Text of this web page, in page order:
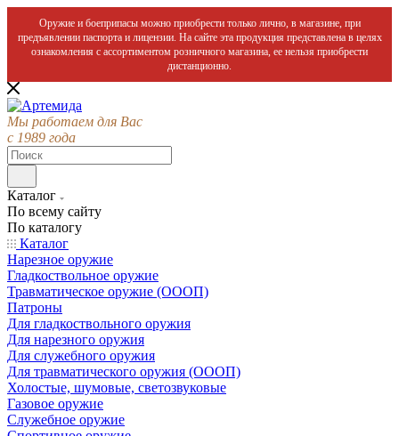
Оружие и боеприпасы можно приобрести только лично, в магазине, при
предъявлении паспорта и лицензии. На сайте эта продукция представлена в целях
ознакомления с ассортиментом розничного магазина, ее нельзя приобрести
дистанционно.
Мы работаем для Вас
с 1989 года
Каталог
По всему сайту
По каталогу
Каталог
Нарезное оружие
Гладкоствольное оружие
Травматическое оружие (ОООП)
Патроны
Для гладкоствольного оружия
Для нарезного оружия
Для служебного оружия
Для травматического оружия (ОООП)
Холостые, шумовые, светозвуковые
Газовое оружие
Служебное оружие